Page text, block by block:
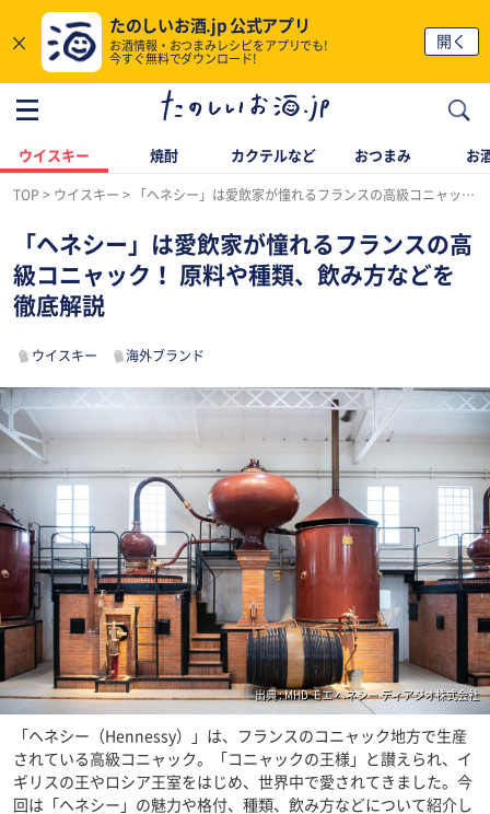
×
たのしいお酒.jp 公式アプリ
お酒情報・おつまみレシピをアプリでも!
今すぐ無料でダウンロード!
開く
ウイスキー 焼酎 カクテルなど おつまみ お
TOP ウイスキー 「ヘネシー」は愛飲家が憧れるフランスの高級コニャック！ 原料や種類、飲み方などを徹底解説
「ヘネシー」は愛飲家が憧れるフランスの高
級コニャック！ 原料や種類、飲み方などを
徹底解説
ウイスキー 海外ブランド
出典 : MHD モエ ヘネシー ディアジオ株式会社
「ヘネシー（Hennessy）」は、フランスのコニャック地方で生産
されている高級コニャック。「コニャックの王様」と讃えられ、イ
ギリスの王やロシア王室をはじめ、世界中で愛されてきました。今
回は「ヘネシー」の魅力や格付、種類、飲み方などについて紹介し